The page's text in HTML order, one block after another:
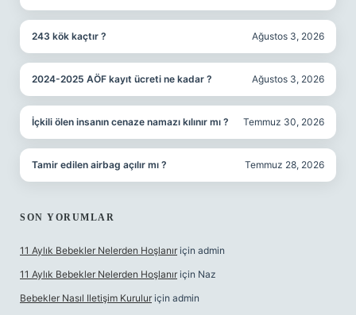
243 kök kaçtır ? Ağustos 3, 2026
2024-2025 AÖF kayıt ücreti ne kadar ? Ağustos 3, 2026
İçkili ölen insanın cenaze namazı kılınır mı ? Temmuz 30, 2026
Tamir edilen airbag açılır mı ? Temmuz 28, 2026
SON YORUMLAR
11 Aylık Bebekler Nelerden Hoşlanır için admin
11 Aylık Bebekler Nelerden Hoşlanır için Naz
Bebekler Nasıl Iletişim Kurulur için admin